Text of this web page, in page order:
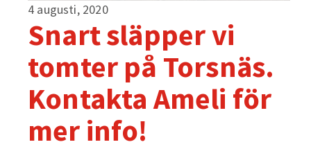
4 augusti, 2020
Snart släpper vi
tomter på Torsnäs.
Kontakta Ameli för
mer info!